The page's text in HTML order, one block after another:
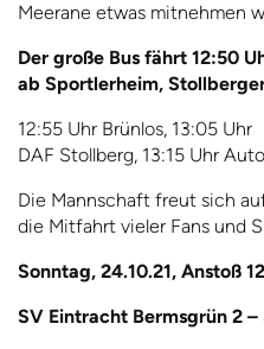
Meerane etwas mitnehmen
Der große Bus fährt 12:50
ab Sportlerheim,
12:55 Uhr Brünlos, 13:05 Uhr
DAF Stollberg, 13:15 Uhr
Die Mannschaft freut sich
die Mitfahrt vieler Fans und
Sonntag, 24.10.21, Anstoß
SV Eintracht Bermsgrün 2 –